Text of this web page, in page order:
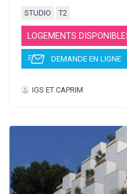
DEMANDE EN LIGNE
BEC IMMOBILIER